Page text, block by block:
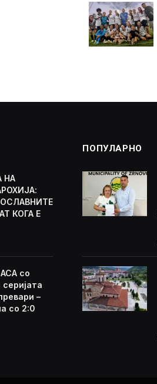
НА
КОГА Е
со
–
со 2:0
ПОПУЛАРНО